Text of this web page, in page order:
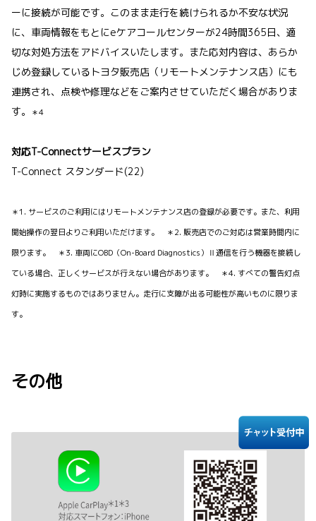
ーに接続が可能です。このまま走行を続けられるか不安な状況
に、車両情報をもとにeケアコールセンターが24時間365日、適
切な対処方法をアドバイスいたします。また応対内容は、あらか
じめ登録しているトヨタ販売店（リモートメンテナンス店）にも
連携され、点検や修理などをご案内させていただく場合がありま
す。
＊4
対応T-Connectサービスプラン
T-Connect スタンダード(22)
＊1. サービスのご利用にはリモートメンテナンス店の登録が必要です。また、利用
開始操作の翌日よりご利用いただけます。 ＊2. 販売店でのご対応は営業時間内に
限ります。 ＊3. 車両にOBD（On-Board Diagnostics）Ⅱ通信を行う機器を接続し
ている場合、正しくサービスが行えない場合があります。 ＊4. すべての警告灯点
灯時に実施するものではありません。走行に支障が出る可能性が高いものに限りま
す。
その他